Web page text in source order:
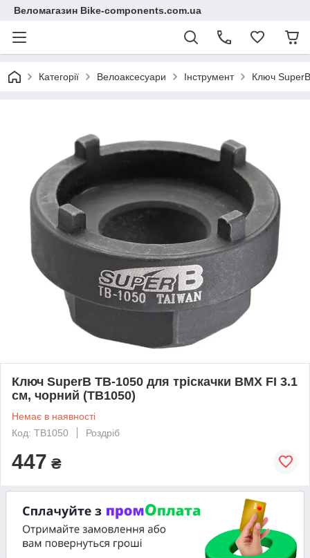
Веломагазин Bike-components.com.ua
Категорії Велоаксесуари Інструмент Ключ
Ключ SuperB TB-1050 для тріскачки BMX FI 3.1
см, чорний (TB1050)
Немає в наявності
Код: TB1050
Роздріб
447 ₴